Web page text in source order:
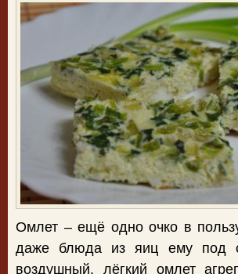
Омлет – ещё одно очко в
даже блюда из яиц ему под
воздушный, лёгкий омлет